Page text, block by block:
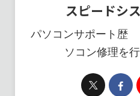
スピードシ
パソコンサポート歴
ソコン修理を